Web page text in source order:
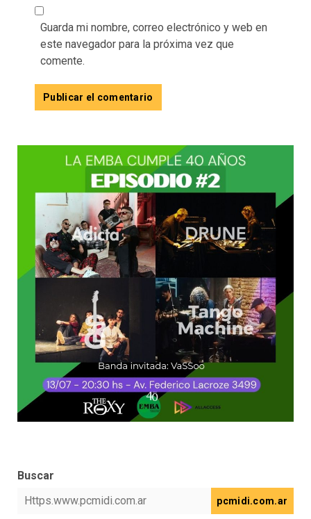
Guarda mi nombre, correo electrónico y web en
este navegador para la próxima vez que
comente.
Buscar
pcmidi.com.ar